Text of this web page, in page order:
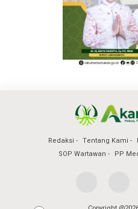
Redaksi Tentang Kami
SOP Wartawan
PP